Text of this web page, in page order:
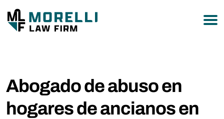
Abogado de abuso en
hogares de ancianos en